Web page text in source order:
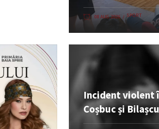
08 AUG. 2026 SPORT
Incident violent
Coșbuc și